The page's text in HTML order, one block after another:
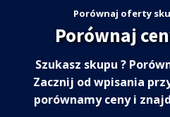
Porównaj oferty
Porównaj
Szukasz skupu ?
Zacznij od wpisania
porównamy ceny i